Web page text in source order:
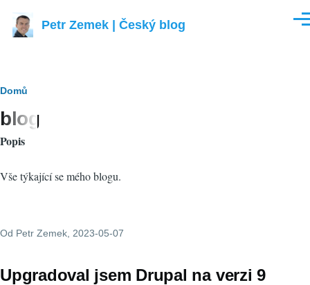
Petr Zemek | Český blog
Drobečková
navigace
Domů
blog
Popis
Vše týkající se mého blogu.
Od Petr Zemek , 2023-05-07
Upgradoval jsem Drupal na verzi 9